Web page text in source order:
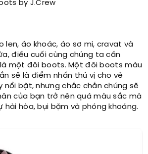
by J.Crew
len, áo khoác, áo sơ mi, cravat và
điều cuối cùng chúng ta cần
một đôi boots. Một đôi boots màu
sẽ là điểm nhấn thú vị cho vẻ
nổi bật, nhưng chắc chắn chúng sẽ
của bạn trở nên quá màu sắc mà
hài hòa, bụi bặm và phóng khoáng.